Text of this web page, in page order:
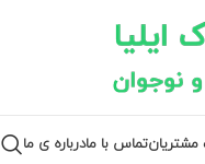
مشتریانتماس با مادرباره ی ما